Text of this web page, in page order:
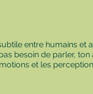
entre humains et
besoin de parler,
et les